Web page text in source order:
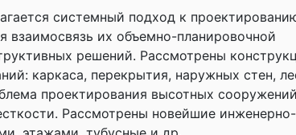
системный подход к
взаимосвязь их объемно-планировочной
решений. Рассмотрены
каркаса, перекрытия, наружных стен,
проектирования высотных
Рассмотрены новейшие инженерно-